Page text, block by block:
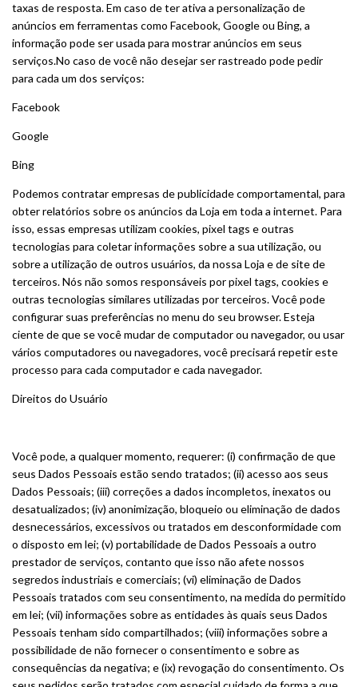
taxas de resposta. Em caso de ter ativa a personalização de
anúncios em ferramentas como Facebook, Google ou Bing, a
informação pode ser usada para mostrar anúncios em seus
serviços.No caso de você não desejar ser rastreado pode pedir
para cada um dos serviços:
Facebook
Google
Bing
Podemos contratar empresas de publicidade comportamental, para
obter relatórios sobre os anúncios da Loja em toda a internet. Para
isso, essas empresas utilizam cookies, pixel tags e outras
tecnologias para coletar informações sobre a sua utilização, ou
sobre a utilização de outros usuários, da nossa Loja e de site de
terceiros. Nós não somos responsáveis por pixel tags, cookies e
outras tecnologias similares utilizadas por terceiros. Você pode
configurar suas preferências no menu do seu browser. Esteja
ciente de que se você mudar de computador ou navegador, ou usar
vários computadores ou navegadores, você precisará repetir este
processo para cada computador e cada navegador.
Direitos do Usuário
Você pode, a qualquer momento, requerer: (i) confirmação de que
seus Dados Pessoais estão sendo tratados; (ii) acesso aos seus
Dados Pessoais; (iii) correções a dados incompletos, inexatos ou
desatualizados; (iv) anonimização, bloqueio ou eliminação de dados
desnecessários, excessivos ou tratados em desconformidade com
o disposto em lei; (v) portabilidade de Dados Pessoais a outro
prestador de serviços, contanto que isso não afete nossos
segredos industriais e comerciais; (vi) eliminação de Dados
Pessoais tratados com seu consentimento, na medida do permitido
em lei; (vii) informações sobre as entidades às quais seus Dados
Pessoais tenham sido compartilhados; (viii) informações sobre a
possibilidade de não fornecer o consentimento e sobre as
consequências da negativa; e (ix) revogação do consentimento. Os